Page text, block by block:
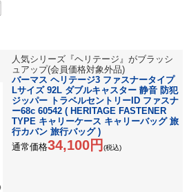
人気シリーズ『ヘリテージ』がブラッシ
ュアップ(会員価格対象外品)
バーマス ヘリテージ3 ファスナータイプ
Lサイズ 92L ダブルキャスター 静音 防犯
ジッパー トラベルセントリーID ファスナ
ー68c 60542 ( HERITAGE FASTENER
TYPE キャリーケース キャリーバッグ 旅
行カバン 旅行バッグ )
通常価格34,100円 (税込)